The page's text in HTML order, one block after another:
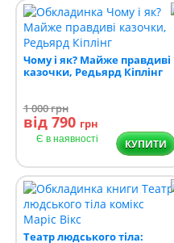
Чому і як? Майже правдиві
казочки, Редьярд Кіплінг
1 000грн
від 790 грн
Є в наявності КУПИТИ
Театр людського тіла: